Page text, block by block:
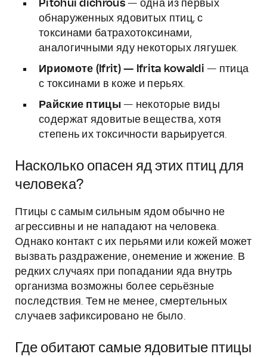
Pitohui dichrous— одна из первых
обнаруженных ядовитых птиц, с
токсинами батрахотоксинами,
аналогичными яду некоторых лягушек.
Ириомоте (Ifrit) — Ifrita kowaldi — птица
с токсинами в коже и перьях.
Райские птицы— некоторые виды
содержат ядовитые вещества, хотя
степень их токсичности варьируется.
Насколько опасен яд этих птиц для
человека?
Птицы с самым сильным ядом обычно не
агрессивны и не нападают на человека.
Однако контакт с их перьями или кожей может
вызвать раздражение, онемение и жжение. В
редких случаях при попадании яда внутрь
организма возможны более серьёзные
последствия. Тем не менее, смертельных
случаев зафиксировано не было.
Где обитают самые ядовитые птицы